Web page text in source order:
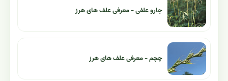
جارو علفی - معرفی علف های هرز
چچم - معرفی علف های هرز